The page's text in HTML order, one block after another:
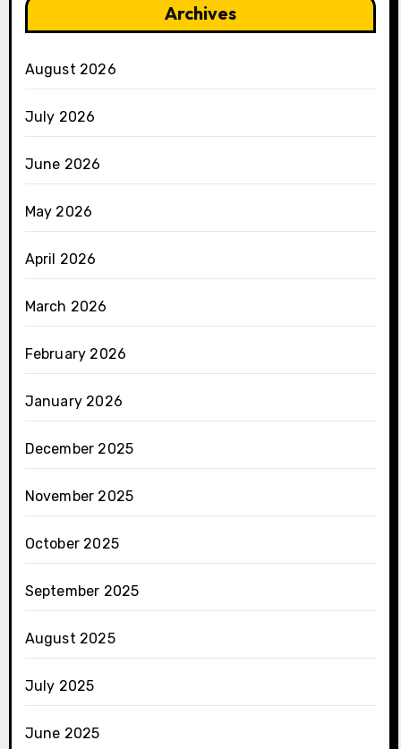
Archives
August 2026
July 2026
June 2026
May 2026
April 2026
March 2026
February 2026
January 2026
December 2025
November 2025
October 2025
September 2025
August 2025
July 2025
June 2025